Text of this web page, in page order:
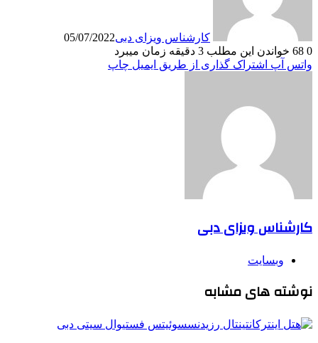
کارشناس ویزای دبی05/07/2022
0
خواندن این مطلب 3 دقیقه زمان میبرد
واتس آپ اشتراک گذاری از طریق ایمیل چاپ
کارشناس ویزای دبی
وبسایت
نوشته های مشابه